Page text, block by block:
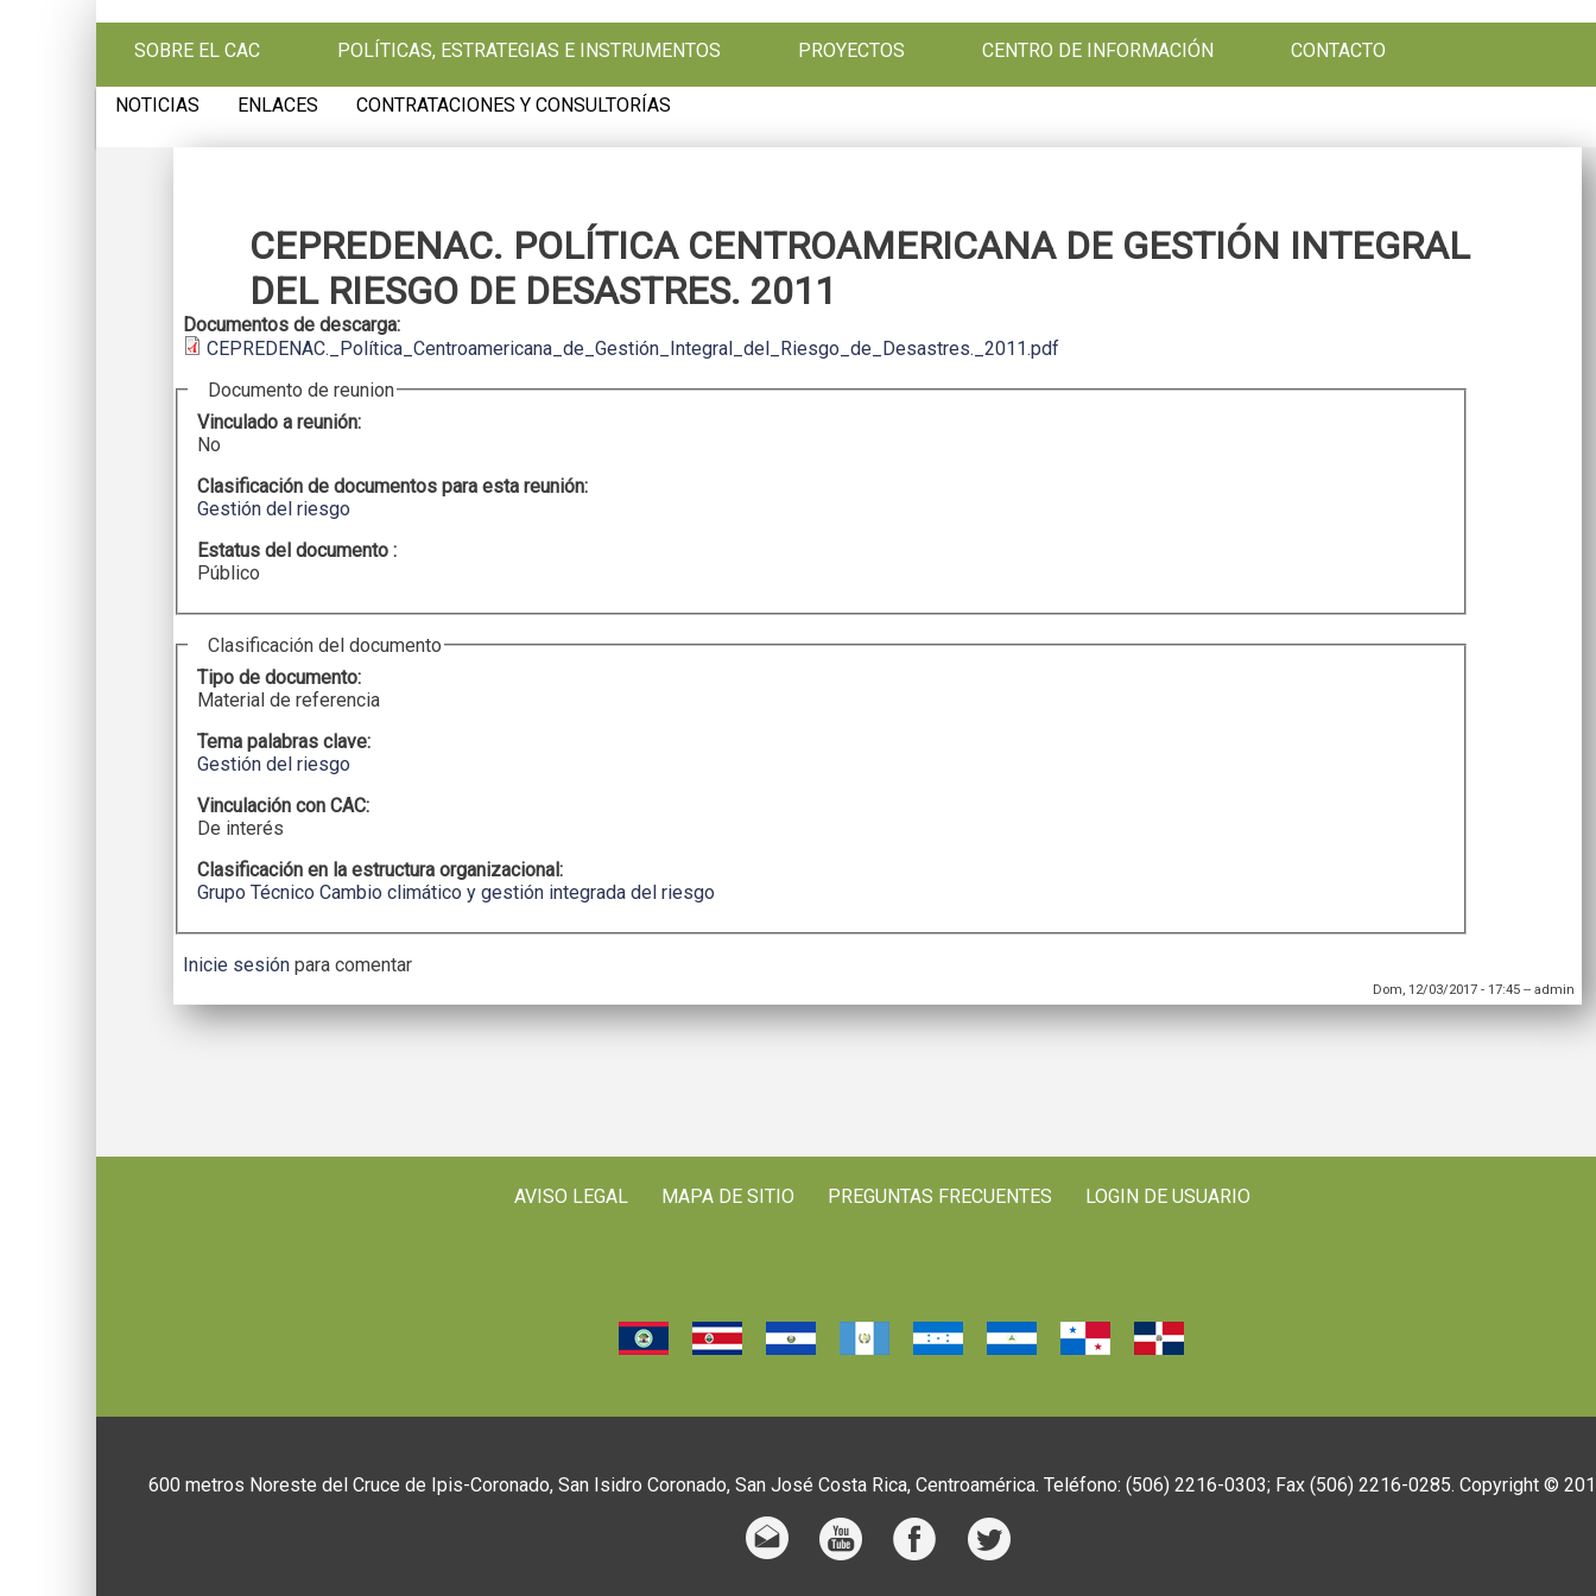
SOBRE EL CAC
POLÍTICAS, ESTRATEGIAS E INSTRUMENTOS PROYECTOS CENTRO DE INFORMACIÓN CONTACTO
NOTICIAS ENLACES CONTRATACIONES Y CONSULTORÍAS
CEPREDENAC. POLÍTICA CENTROAMERICANA DE GESTIÓN INTEGRAL
DEL RIESGO DE DESASTRES. 2011
Documentos de descarga:
CEPREDENAC._Política_Centroamericana_de_Gestión_Integral_del_Riesgo_de_Desastres._2011.pdf
Documento de reunion
Vinculado a reunión:
No
Clasificación de documentos para esta reunión:
Gestión del riesgo
Estatus del documento :
Público
Clasificación del documento
Tipo de documento:
Material de referencia
Tema palabras clave:
Gestión del riesgo
Vinculación con CAC:
De interés
Clasificación en la estructura organizacional:
Grupo Técnico Cambio climático y gestión integrada del riesgo
Inicie sesión para comentar
Dom, 12/03/2017 - 17:45 --admin
AVISO LEGAL MAPA DE SITIO PREGUNTAS FRECUENTES LOGIN DE USUARIO
600 metros Noreste del Cruce de Ipis-Coronado, San Isidro Coronado, San José Costa Rica, Centroamérica. Teléfono: (506) 2216-0303; Fax (506) 2216-0285. Copyright ©